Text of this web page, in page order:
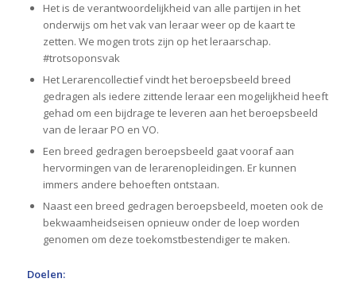
Het is de verantwoordelijkheid van alle partijen in het
onderwijs om het vak van leraar weer op de kaart te
zetten. We mogen trots zijn op het leraarschap.
#trotsoponsvak
Het Lerarencollectief vindt het beroepsbeeld breed
gedragen als iedere zittende leraar een mogelijkheid heeft
gehad om een bijdrage te leveren aan het beroepsbeeld
van de leraar PO en VO.
Een breed gedragen beroepsbeeld gaat vooraf aan
hervormingen van de lerarenopleidingen. Er kunnen
immers andere behoeften ontstaan.
Naast een breed gedragen beroepsbeeld, moeten ook de
bekwaamheidseisen opnieuw onder de loep worden
genomen om deze toekomstbestendiger te maken.
Doelen: